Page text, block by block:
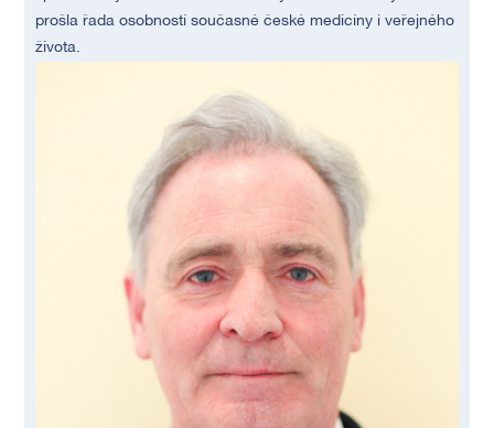
prošla řada osobností současné české medicíny i veřejného
života.